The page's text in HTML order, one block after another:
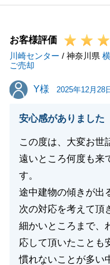
ご準備等、お忙しい
今後とも末永く弊社
上げます。
何かございましたら
ませ。
お客様評価
川崎センター / 神奈川県
ご売却
Y様
Y様 2025年12月28
安心感がありました
この度は、大変お世
遠いところ何度も来
す。
途中建物の傾きが出
次の対応を考えて頂
細かいところまで、
応して頂いたことも
慣れないことが多い